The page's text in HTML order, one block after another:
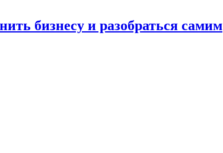
бизнесу и разобраться самим